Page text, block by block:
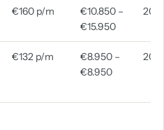
€160 p/m
€10.850 –
€15.950
2018
€132 p/m
€8.950 –
€8.950
2011